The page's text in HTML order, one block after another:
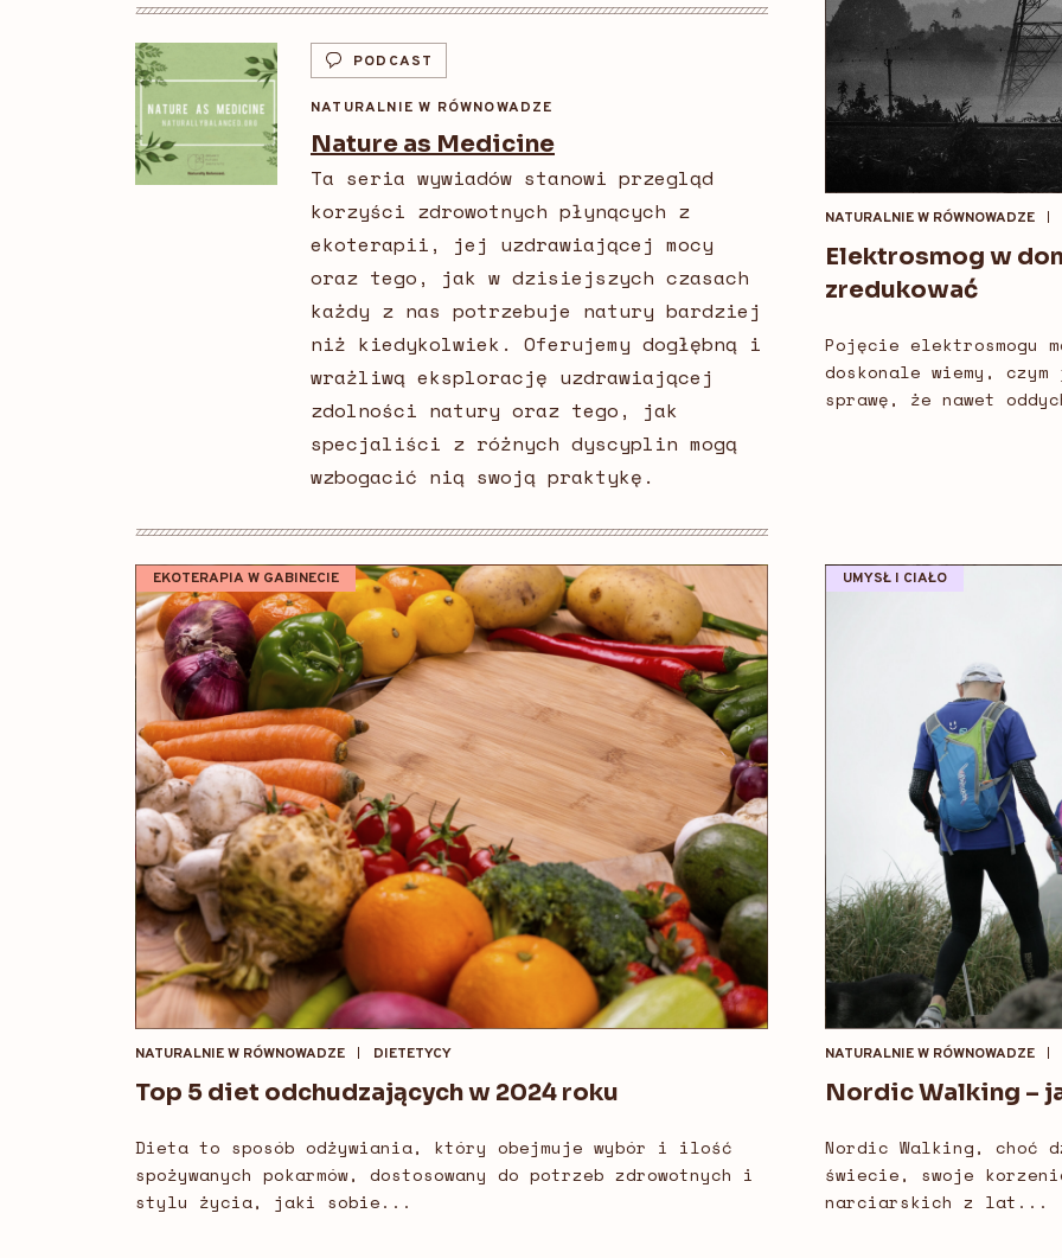
PODCAST
NATURALNIE W RÓWNOWADZE
Nature as Medicine
Ta seria wywiadów stanowi przegląd
korzyści zdrowotnych płynących z
ekoterapii, jej uzdrawiającej mocy
oraz tego, jak w dzisiejszych czasach
każdy z nas potrzebuje natury bardziej
niż kiedykolwiek. Oferujemy dogłębną i
wrażliwą eksplorację uzdrawiającej
zdolności natury oraz tego, jak
specjaliści z różnych dyscyplin mogą
wzbogacić nią swoją praktykę.
NATURALNIE W RÓWNOWADZE
Elektrosmog w
zredukować
Pojęcie elektrosmogu
doskonale wiemy,
sprawę, że nawet
EKOTERAPIA W GABINECIE
NATURALNIE W RÓWNOWADZE DIETETYCY
Top 5 diet odchudzających w 2024 roku
Dieta to sposób odżywiania, który obejmuje wybór i ilość
spożywanych pokarmów, dostosowany do potrzeb zdrowotnych i
stylu życia, jaki sobie...
UMYSŁ I CIAŁO
NATURALNIE W RÓWNOWADZE
Nordic Walking –
Nordic Walking, choć
świecie, swoje
narciarskich z lat...